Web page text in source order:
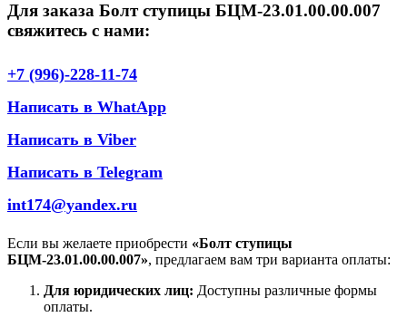
Для заказа Болт ступицы БЦМ-23.01.00.00.007
свяжитесь с нами:
+7 (996)-228-11-74
Написать в WhatApp
Написать в Viber
Написать в Telegram
int174@yandex.ru
Если вы желаете приобрести «Болт ступицы
БЦМ-23.01.00.00.007», предлагаем вам три варианта оплаты:
Для юридических лиц: Доступны различные формы
оплаты.